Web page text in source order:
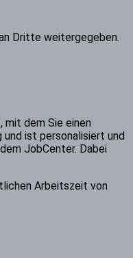
Dritte weitergegeben.
mit dem Sie einen
ist personalisiert und
JobCenter. Dabei
Arbeitszeit von